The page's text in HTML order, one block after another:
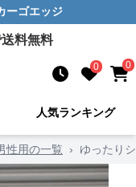
ーゴエッジ
料無料
0 0
人気ランキング
性用の一覧 › ゆったり